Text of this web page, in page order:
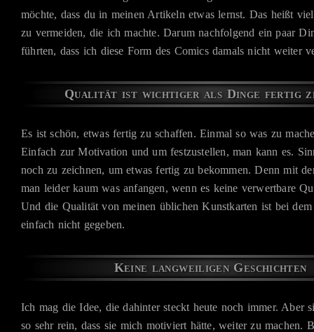
möchte, dass du in meinen Artikeln etwas lernst. Das heißt
zu vermeiden, die ich machte. Darum nachfolgend ein paar
führten, dass ich diese Form des Comics damals nicht weiter
Qualität ist wichtiger als Dinge fertig
Es ist schön, etwas fertig zu schaffen. Einmal so was zu
Einfach zur Motivation und um festzustellen, man kann es.
noch zu zeichnen, um etwas fertig zu bekommen. Denn mit
man leider kaum was anfangen, wenn es keine verwertbare
Und die Qualität von meinen üblichen Kunstkarten ist bei
einfach nicht gegeben.
Keine langweiligen Geschichten
Ich mag die Idee, die dahinter steckt heute noch immer. Aber
so sehr rein, dass sie mich motiviert hätte, weiter zu machen.